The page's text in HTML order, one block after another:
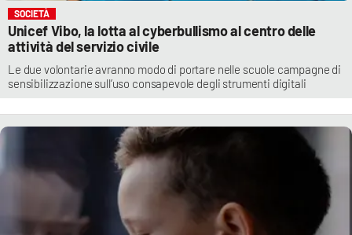
SOCIETÀ
Unicef Vibo, la lotta al cyberbullismo al centro delle
attività del servizio civile
Le due volontarie avranno modo di portare nelle scuole campagne di
sensibilizzazione sull’uso consapevole degli strumenti digitali